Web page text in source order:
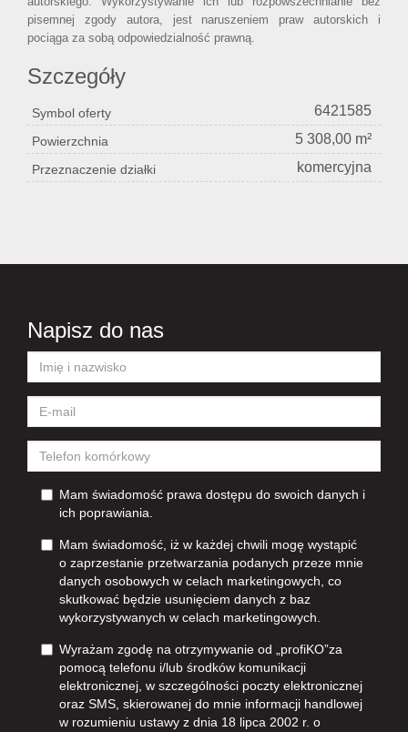
pisemnej zgody autora, jest naruszeniem praw autorskich i
pociąga za sobą odpowiedzialność prawną.
Szczegóły
Symbol oferty 6421585
Powierzchnia 5 308,00 m²
Przeznaczenie działki komercyjna
Napisz do nas
Mam świadomość prawa dostępu do swoich danych i
ich poprawiania.
Mam świadomość, iż w każdej chwili mogę wystąpić
o zaprzestanie przetwarzania podanych przeze mnie
danych osobowych w celach marketingowych, co
skutkować będzie usunięciem danych z baz
wykorzystywanych w celach marketingowych.
Wyrażam zgodę na otrzymywanie od „profiKO”za
pomocą telefonu i/lub środków komunikacji
elektronicznej, w szczególności poczty elektronicznej
oraz SMS, skierowanej do mnie informacji handlowej
w rozumieniu ustawy z dnia 18 lipca 2002 r. o